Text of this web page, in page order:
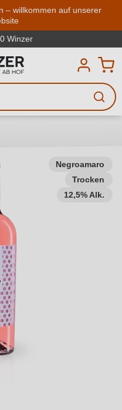
Hauptinhalt springen
– willkommen auf unserer
Winzer
Negroamaro
Trocken
12,5% Alk.
Wein
Geschmack,